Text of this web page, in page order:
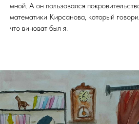
мной. А он пользовался
математики Кирсанова, который
что виноват был я.